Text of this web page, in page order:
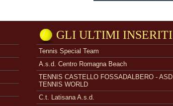
GLI ULTIMI INSERITI
Tennis Special Team
A.s.d. Centro Romagna Beach
TENNIS CASTELLO FOSSADALBERO - ASD
TENNIS WORLD
C.t. Latisana A.s.d.